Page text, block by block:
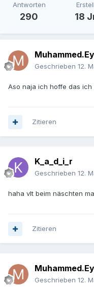
Antworten
290 18
Geschrieben 12.
Aso naja ich hoffe das
Zitieren
K_a_d_i_r
Geschrieben 12.
haha vlt beim näschten
Zitieren
Geschrieben 12.